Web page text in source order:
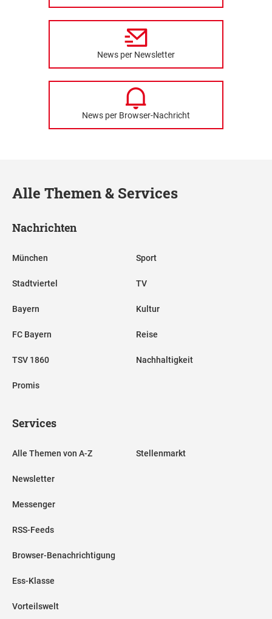
News per Newsletter
News per Browser-Nachricht
Alle Themen & Services
Nachrichten
München
Stadtviertel
Bayern
FC Bayern
TSV 1860
Promis
Sport
TV
Kultur
Reise
Nachhaltigkeit
Services
Alle Themen von A-Z
Newsletter
Messenger
RSS-Feeds
Browser-Benachrichtigung
Ess-Klasse
Vorteilswelt
Stellenmarkt